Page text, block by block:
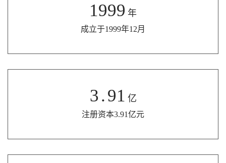
1999 年
成立于1999年12月
3.91 亿
注册资本3.91亿元